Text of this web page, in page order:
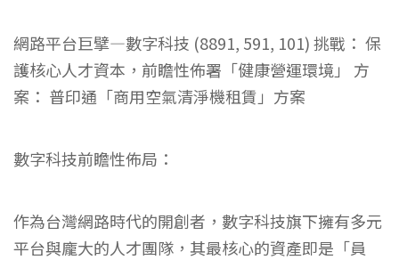
網路平台巨擘—數字科技 (8891, 591, 101)挑戰： 保
護核心人才資本，前瞻性佈署「健康營運環境」 方
案： 普印通「商用空氣清淨機租賃」方案
數字科技前瞻性佈局：
作為台灣網路時代的開創者，數字科技旗下擁有多元
平台與龐大的人才團隊，其最核心的資產即是「員